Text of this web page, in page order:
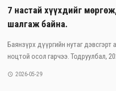
7 настай хүүхдийг
шалгаж байна.
Баянзүрх дүүргийн нутаг
ноцтой осол гарчээ. Тодруулбал,
2026-05-29